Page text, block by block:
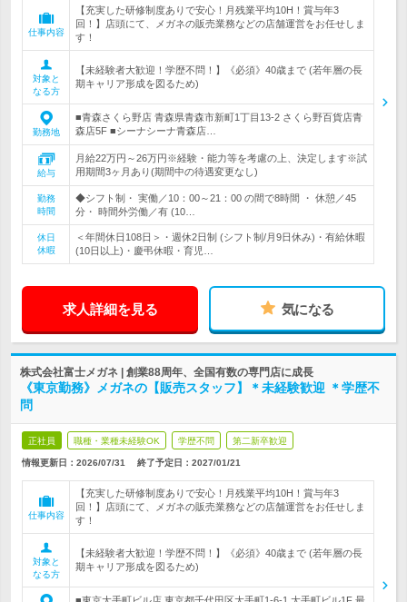
仕事内容
【充実した研修制度ありで安心！月残業平均10H！賞与年3
回！】店頭にて、メガネの販売業務などの店舗運営をお任せしま
す！
対象と
なる方
【未経験者大歓迎！学歴不問！】《必須》40歳まで (若年層の長
期キャリア形成を図るため)
勤務地
■青森さくら野店 青森県青森市新町1丁目13-2 さくら野百貨店青
森店5F ■シーナシーナ青森店…
給与
月給22万円～26万円※経験・能力等を考慮の上、決定します※試
用期間3ヶ月あり(期間中の待遇変更なし)
勤務
時間
◆シフト制・ 実働／10：00～21：00 の間で8時間 ・ 休憩／45
分・ 時間外労働／有 (10…
休日
休暇
＜年間休日108日＞・週休2日制 (シフト制/月9日休み)・有給休暇
(10日以上)・慶弔休暇・育児…
求人詳細を見る 気になる
株式会社富士メガネ | 創業88周年、全国有数の専門店に成長
《東京勤務》メガネの【販売スタッフ】＊未経験歓迎 ＊学歴不
問
正社員 職種・業種未経験OK 学歴不問 第二新卒歓迎
情報更新日：2026/07/31 終了予定日： 2027/01/21
仕事内容
【充実した研修制度ありで安心！月残業平均10H！賞与年3
回！】店頭にて、メガネの販売業務などの店舗運営をお任せしま
す！
対象と
なる方
【未経験者大歓迎！学歴不問！】《必須》40歳まで (若年層の長
期キャリア形成を図るため)